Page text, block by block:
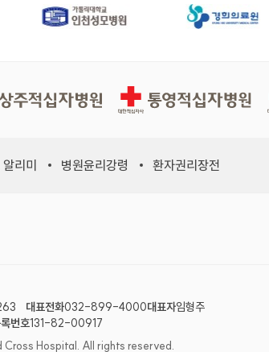
십자병원 통영적십자병원
리미 병원윤리강령 환자권리장전
대표전화032-899-4000대표자임형주
번호131-82-00917
Hospital. All rights reserved.